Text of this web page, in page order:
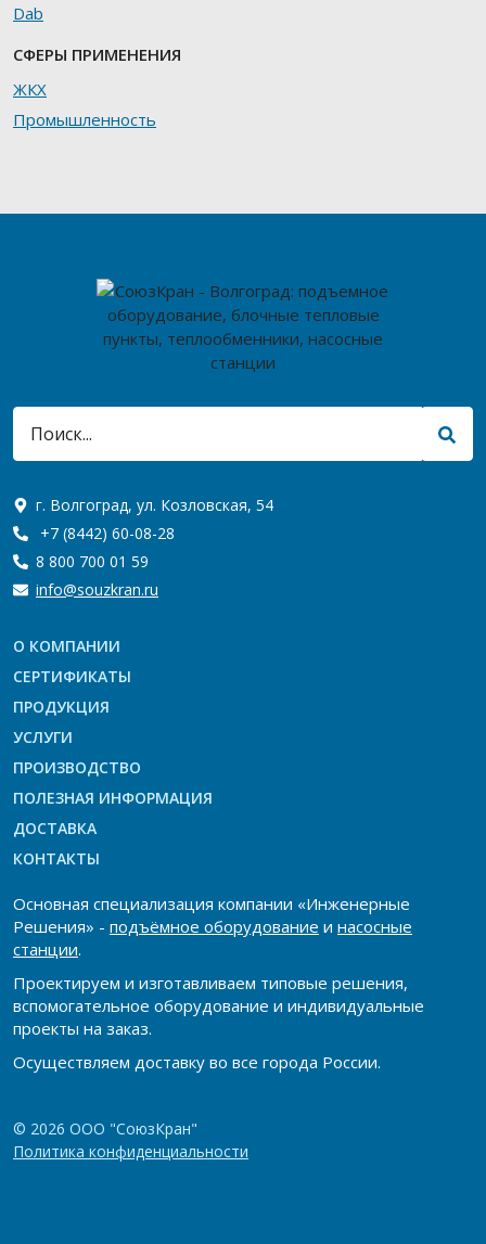
Dab
СФЕРЫ ПРИМЕНЕНИЯ
ЖКХ
Промышленность
г. Волгоград, ул. Козловская, 54
+7 (8442) 60-08-28
8 800 700 01 59
info@souzkran.ru
О КОМПАНИИ
СЕРТИФИКАТЫ
ПРОДУКЦИЯ
УСЛУГИ
ПРОИЗВОДСТВО
ПОЛЕЗНАЯ ИНФОРМАЦИЯ
ДОСТАВКА
КОНТАКТЫ
Основная специализация компании «Инженерные
Решения» - подъёмное оборудование и насосные
станции.
Проектируем и изготавливаем типовые решения,
вспомогательное оборудование и индивидуальные
проекты на заказ.
Осуществляем доставку во все города России.
© 2026 ООО "СоюзКран"
Политика конфиденциальности